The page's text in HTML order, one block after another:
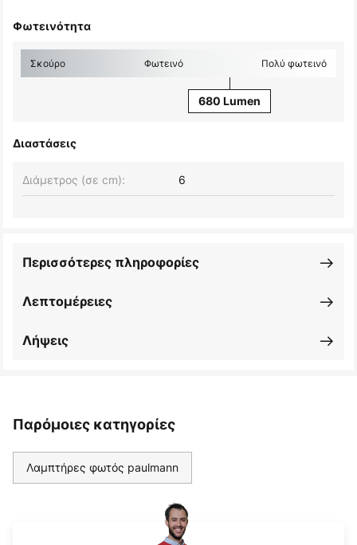
Φωτεινότητα
Σκούρο Φωτεινό Πολύ φωτεινό
680 Lumen
Διαστάσεις
Διάμετρος (σε cm): 6
Λεπτομέρειες
Περισσότερες πληροφορίες
Λήψεις
Παρόμοιες κατηγορίες
Λαμπτήρες φωτός paulmann